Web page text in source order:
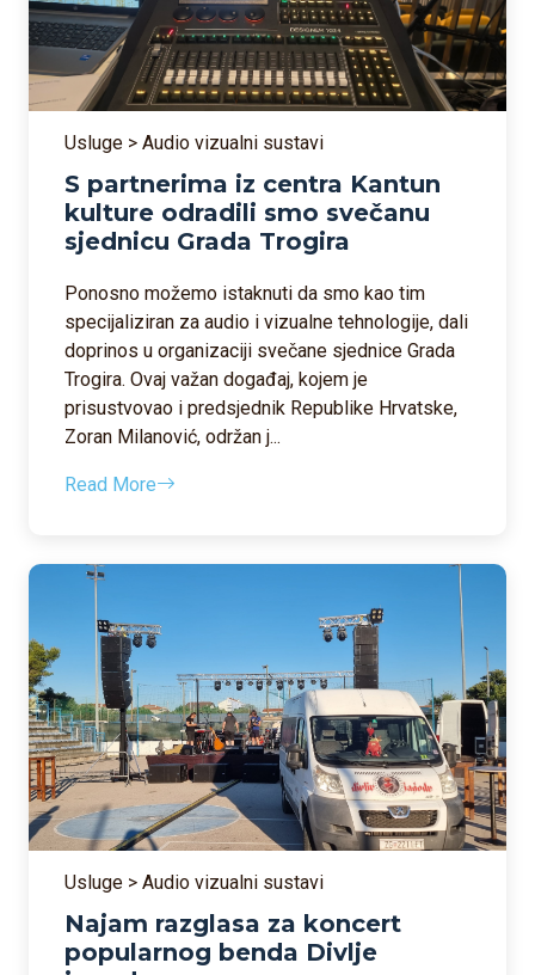
Usluge > Audio vizualni sustavi
S partnerima iz centra Kantun
kulture odradili smo svečanu
sjednicu Grada Trogira
Ponosno možemo istaknuti da smo kao tim
specijaliziran za audio i vizualne tehnologije, dali
doprinos u organizaciji svečane sjednice Grada
Trogira. Ovaj važan događaj, kojem je
prisustvovao i predsjednik Republike Hrvatske,
Zoran Milanović, održan j...
Read More
Usluge > Audio vizualni sustavi
Najam razglasa za koncert
popularnog benda Divlje